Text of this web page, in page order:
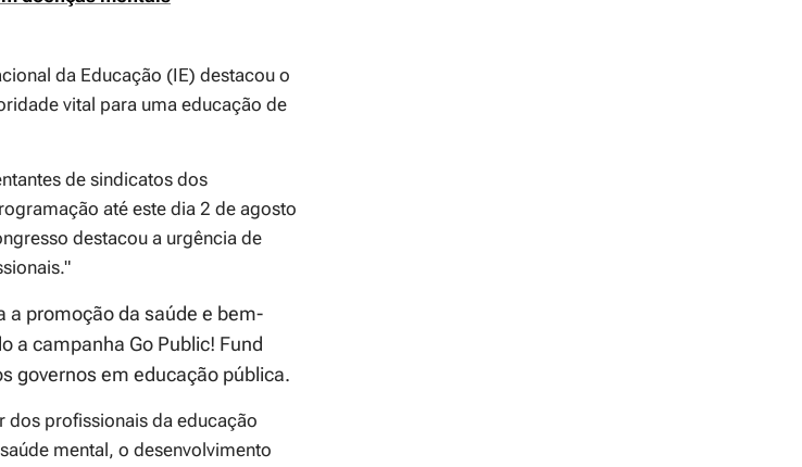
da Educação (IE) destacou o
vital para uma educação de
de sindicatos dos
até este dia 2 de agosto
destacou a urgência de
a promoção da saúde e bem-
a campanha Go Public! Fund
governos em educação pública.
dos profissionais da educação
mental, o desenvolvimento